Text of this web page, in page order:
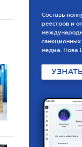
Составь
реестров и
медиа. Нова